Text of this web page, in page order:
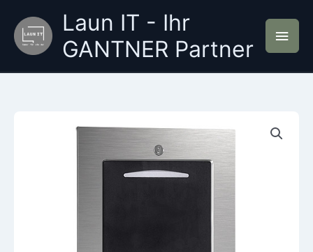
Inhalt
springen
Laun IT - Ihr
GANTNER Partner